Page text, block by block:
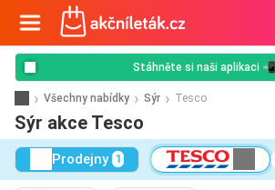
Stáhněte si naši aplikaci 📲
Všechny nabídky Sýr Tesco
Sýr akce Tesco
Prodejny 1